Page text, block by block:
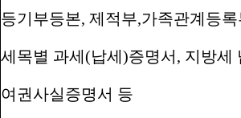
등기부등본, 제적부,가족관계등
세목별 과세(납세)증명서, 지방세
여권사실증명서 등